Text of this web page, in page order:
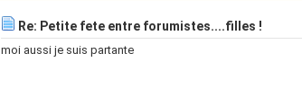
Re: Petite fete entre forumistes....filles !
moi aussi je suis partante